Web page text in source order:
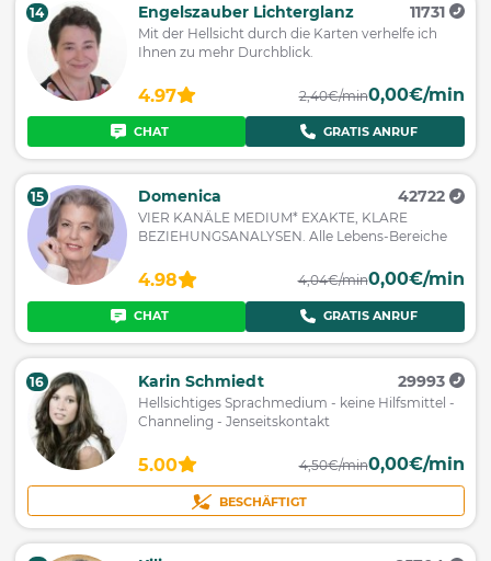
14 Engelszauber Lichterglanz 11731
Mit der Hellsicht durch die Karten verhelfe ich
Ihnen zu mehr Durchblick.
4.97 2,40€/min0,00€/min
CHAT GRATIS ANRUF
15 Domenica 42722
VIER KANÄLE MEDIUM* EXAKTE, KLARE
BEZIEHUNGSANALYSEN. Alle Lebens-Bereiche
4.98 4,04€/min0,00€/min
CHAT GRATIS ANRUF
16 Karin Schmiedt 29993
Hellsichtiges Sprachmedium - keine Hilfsmittel -
Channeling - Jenseitskontakt
5.00 4,50€/min0,00€/min
BESCHÄFTIGT